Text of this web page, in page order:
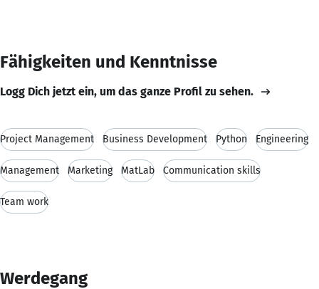
Fähigkeiten und Kenntnisse
Logg Dich jetzt ein, um das ganze Profil zu sehen.
Project Management Business Development Python Engineering
Management Marketing MatLab Communication skills
Team work
Werdegang